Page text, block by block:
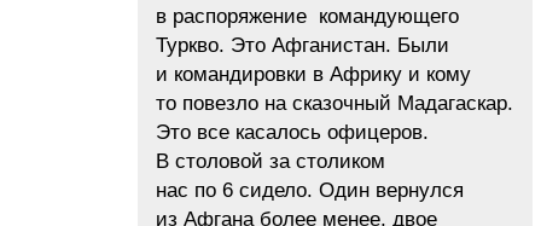
в распоряжение командующего
Туркво. Это Афганистан. Были
и командировки в Африку и кому
то повезло на сказочный Мадагаскар.
Это все касалось офицеров.
В столовой за столиком
нас по 6 сидело. Один вернулся
из Афгана более менее, двое